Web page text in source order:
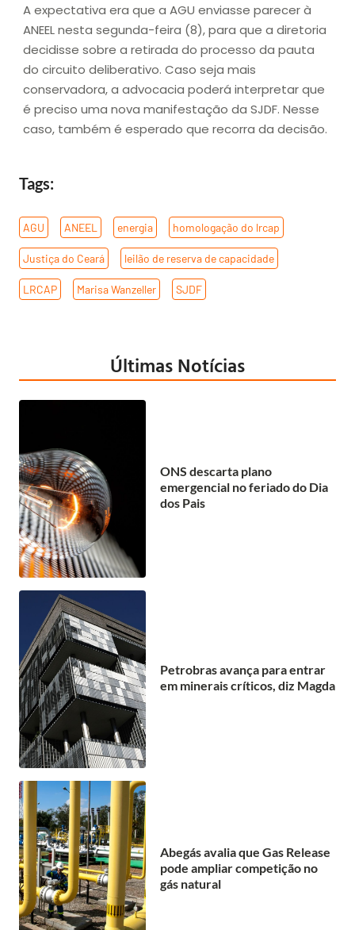
A expectativa era que a AGU enviasse parecer à
ANEEL nesta segunda-feira (8), para que a diretoria
decidisse sobre a retirada do processo da pauta
do circuito deliberativo. Caso seja mais
conservadora, a advocacia poderá interpretar que
é preciso uma nova manifestação da SJDF. Nesse
caso, também é esperado que recorra da decisão.
Tags:
AGU ANEEL energia homologação do lrcap
Justiça do Ceará leilão de reserva de capacidade
LRCAP Marisa Wanzeller SJDF
Últimas Notícias
ONS descarta plano
emergencial no feriado do Dia
dos Pais
Petrobras avança para entrar
em minerais críticos, diz Magda
Abegás avalia que Gas Release
pode ampliar competição no
gás natural